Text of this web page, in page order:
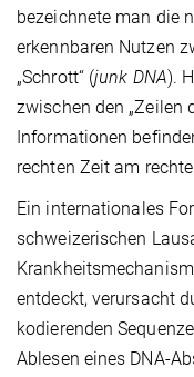
bezeichnete man die
erkennbaren Nutzen
„Schrott“ (junk DNA).
zwischen den „Zeilen
Informationen
rechten Zeit am
Ein internationales
schweizerischen
entdeckt, verursacht
kodierenden
Ablesen eines DNA-